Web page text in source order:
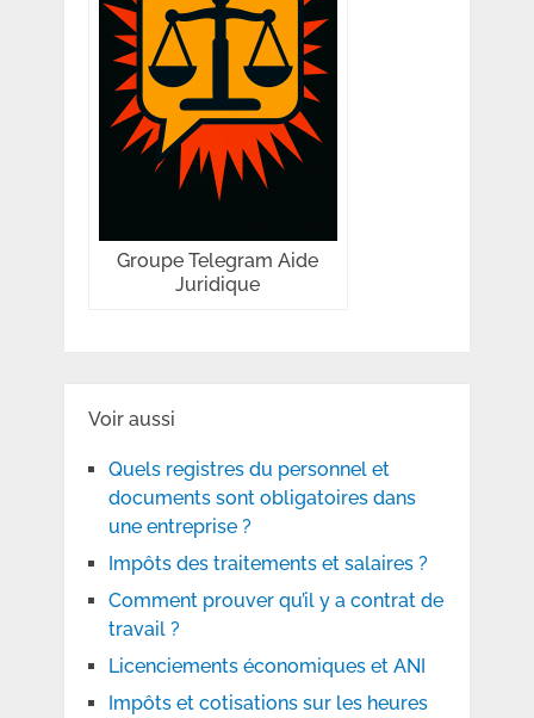
Groupe Telegram Aide
Juridique
Voir aussi
Quels registres du personnel et
documents sont obligatoires dans
une entreprise ?
Impôts des traitements et salaires ?
Comment prouver qu’il y a contrat de
travail ?
Licenciements économiques et ANI
Impôts et cotisations sur les heures